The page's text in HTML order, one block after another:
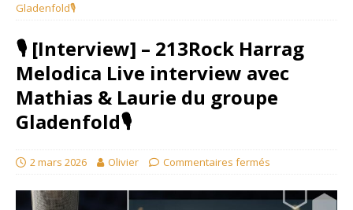
Gladenfold🎙
🎙 [Interview] – 213Rock Harrag
Melodica Live interview avec
Mathias & Laurie du groupe
Gladenfold🎙
2 mars 2026 Olivier Commentaires fermés